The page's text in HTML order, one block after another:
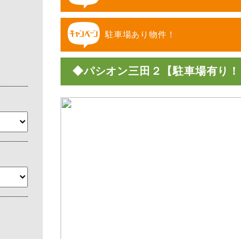
駐車場あり物件！
◆パシオン三田２【駐車場有り！